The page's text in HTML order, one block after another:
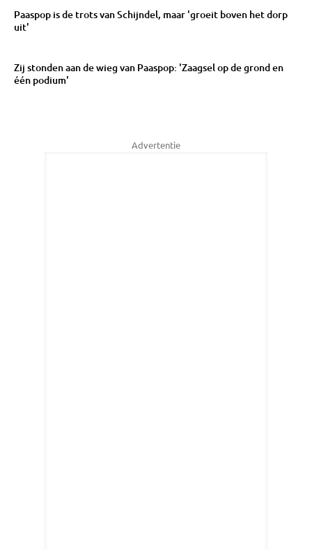
Paaspop is de trots van Schijndel, maar 'groeit boven het dorp
uit'
Zij stonden aan de wieg van Paaspop: 'Zaagsel op de grond en
één podium'
Advertentie